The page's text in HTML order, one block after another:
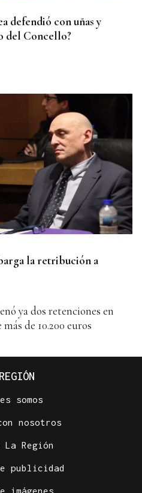
defendió con uñas y
del Concello?
la retribución a
ya dos retenciones en
de 10.200 euros
somos
nosotros
La Región
publicidad
imágenes